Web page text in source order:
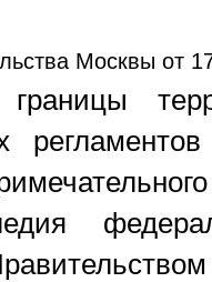
Москвы от